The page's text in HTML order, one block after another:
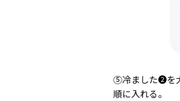
⑤冷ました❷を
順に入れる。